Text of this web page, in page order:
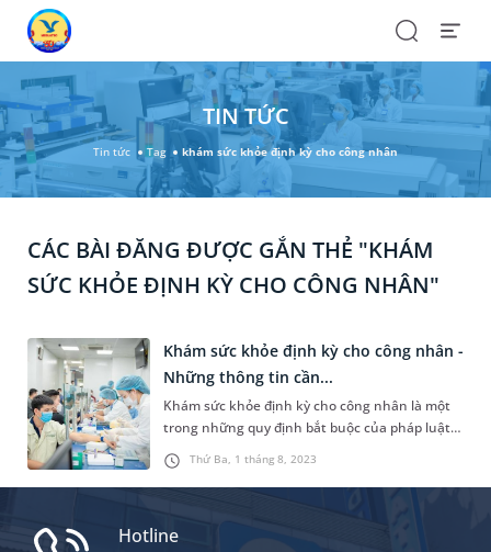
SearchOpen
TIN TỨC
Tin tức Tag khám sức khỏe định kỳ cho công nhân
CÁC BÀI ĐĂNG ĐƯỢC GẮN THẺ "KHÁM
SỨC KHỎE ĐỊNH KỲ CHO CÔNG NHÂN"
Thứ Ba, 1 tháng 8, 2023
Khám sức khỏe định kỳ cho công nhân -
Những thông tin cần...
Khám sức khỏe định kỳ cho công nhân là một
trong những quy định bắt buộc của pháp luật,
thể hiện trách nhiệm mà doanh nghiệp cần
phải thực hiện đối với người lao động. Đồng
thời, đây cũng là nền tảng để đảm bảo sự phát
khám thì người lao động và doan...
Hotline